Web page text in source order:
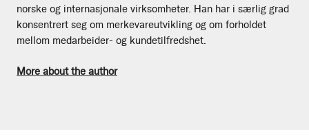
norske og internasjonale virksomheter. Han har i særlig grad
konsentrert seg om merkevareutvikling og om forholdet
mellom medarbeider- og kundetilfredshet.
More about the author